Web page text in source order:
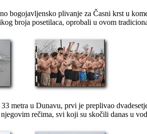
bogojavljensko plivanje za Časni krst u
broja posetilaca, oprobali u ovom
metra u Dunavu, prvi je preplivao
rečima, svi koji su skočili danas u